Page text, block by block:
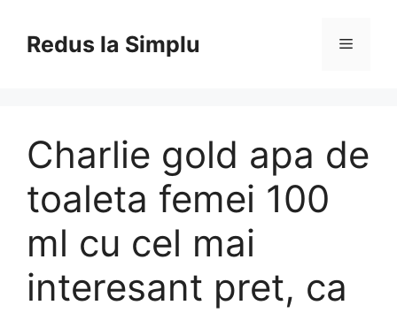
contentRedus la Simplu Menu
Charlie gold apa de
toaleta femei 100
ml cu cel mai
interesant pret, ca